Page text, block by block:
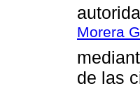
Morera
de las